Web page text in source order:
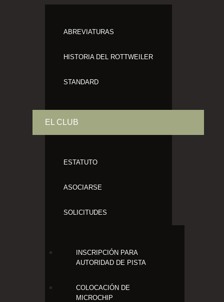
ABREVIATURAS
HISTORIA DEL ROTTWEILER
STANDARD
EL CLUB
ESTATUTO
ASOCIARSE
SOLICITUDES
INSCRIPCIÓN PARA
AUTORIDAD DE PISTA
COLOCACIÓN DE
MICROCHIP